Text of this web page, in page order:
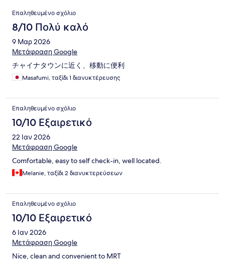
Σχόλια
Επαληθευμένο σχόλιο
8/10 Πολύ καλό
9 Μαρ 2026
Μετάφραση Google
チャイナタウンに近く、移動に便利
Masafumi, ταξίδι 1 διανυκτέρευσης
Επαληθευμένο σχόλιο
10/10 Εξαιρετικό
22 Ιαν 2026
Μετάφραση Google
Comfortable, easy to self check-in, well located.
Melanie, ταξίδι 2 διανυκτερεύσεων
Επαληθευμένο σχόλιο
10/10 Εξαιρετικό
6 Ιαν 2026
Μετάφραση Google
Nice, clean and convenient to MRT